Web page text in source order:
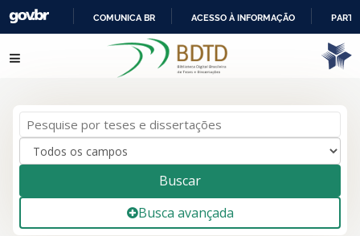
IR
PARA
COMUNICA BR ACESSO À INFORMAÇÃO
Pular para o conteúdo
Buscar
Busca avançada